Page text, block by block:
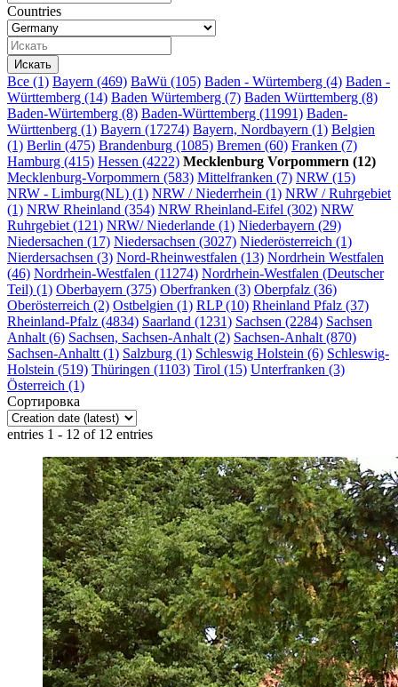
Countries
Все (1) Bayern (469) BaWü (105) Baden - Würtemberg (4) Baden -
Württemberg (14) Baden Würtemberg (7) Baden Württemberg (8)
Baden-Würtemberg (8) Baden-Württemberg (11991) Baden-
Württenberg (1) Bayern (17274) Bayern, Nordbayern (1) Belgien
(1) Berlin (475) Brandenburg (1085) Bremen (60) Franken (7)
Hamburg (415) Hessen (4222) Mecklenburg Vorpommern (12)
Mecklenburg-Vorpommern (583) Mittelfranken (7) NRW (15)
NRW - Limburg(NL) (1) NRW / Niederrhein (1) NRW / Ruhrgebiet
(1) NRW Rheinland (354) NRW Rheinland-Eifel (302) NRW
Ruhrgebiet (121) NRW/ Niederlande (1) Niederbayern (29)
Niedersachen (17) Niedersachsen (3027) Niederösterreich (1)
Nierdersachsen (3) Nord-Rheinwestfalen (13) Nordrhein Westfalen
(46) Nordrhein-Westfalen (11274) Nordrhein-Westfalen (Deutscher
Teil) (1) Oberbayern (375) Oberfranken (3) Oberpfalz (36)
Oberösterreich (2) Ostbelgien (1) RLP (10) Rheinland Pfalz (37)
Rheinland-Pfalz (4834) Saarland (1231) Sachsen (2284) Sachsen
Anhalt (6) Sachsen, Sachsen-Anhalt (2) Sachsen-Anhalt (870)
Sachsen-Anhaltt (1) Salzburg (1) Schleswig Holstein (6) Schleswig-
Holstein (519) Thüringen (1103) Tirol (15) Unterfranken (3)
Österreich (1)
Сортировка
entries 1 - 12 of 12 entries